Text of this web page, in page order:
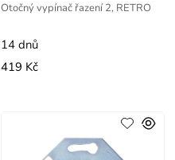
Otočný vypínač řazení 2, RETRO
14 dnů
419 Kč